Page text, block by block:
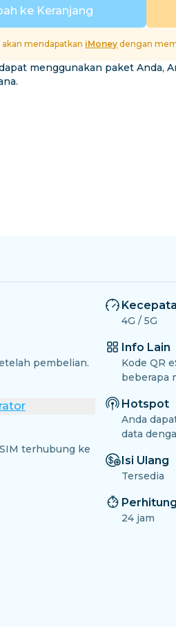
Jelajahi Semua Destinasi
ke Keranjang
akan mendapatkan iMoney dengan
menggunakan paket Anda,
pembelian.
terhubung ke
4G / 5G
Info Lain
Kode QR
beberapa
Hotspot
Anda
data
Isi Ulang
Tersedia
24 jam